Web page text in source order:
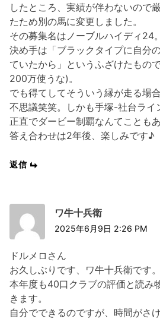
したところ、実績が伴わないので
たため別の馬に変更しました。
その募集名はノーブルハイディ24。
決め手は「ブラックタイプに自分
ていたから」というふざけたもの
200万使うな)。
でも得てしてそういう縁が走る場
不思議笑笑。しかも手塚-社台ライ
正直でダービー制覇なんてことも
答え合わせは2年後、楽しみです♪
返信
ワ牛十兵衛
2025年6月9日 2:26 PM
ドルメロさん
お久しぶりです、ワ牛十兵衛です。
本年度も40口クラブの評価と読み
きます。
自分でできるのですが、時間がさ